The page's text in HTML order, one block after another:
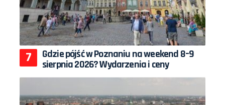
Gdzie pójść w Poznaniu na weekend 8–9
sierpnia 2026? Wydarzenia i ceny